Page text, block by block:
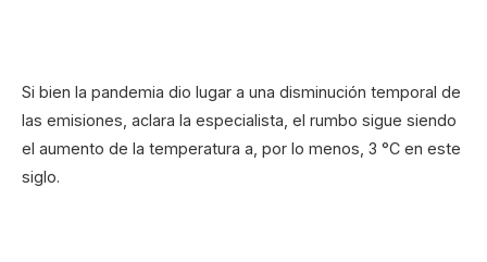
Si bien la pandemia dio lugar a una disminución temporal de
las emisiones, aclara la especialista, el rumbo sigue siendo
el aumento de la temperatura a, por lo menos, 3 °C en este
siglo.